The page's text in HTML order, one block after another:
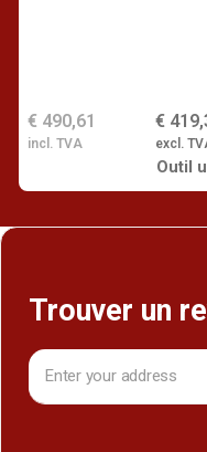
€
excl.
€ 490,61
incl. TVA
Outil
Trouver un